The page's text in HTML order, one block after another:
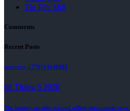
Tin Tức Mới
Comments
Recent Posts
recovery-1778184640888
08 Tháng 5 2026
The beauty retailer started selling intercourse toys